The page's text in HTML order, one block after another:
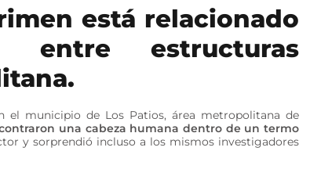
está relacionado
entre estructuras
el municipio de Los Patios, área metropolitana de
una cabeza humana dentro de un termo
y sorprendió incluso a los mismos investigadores